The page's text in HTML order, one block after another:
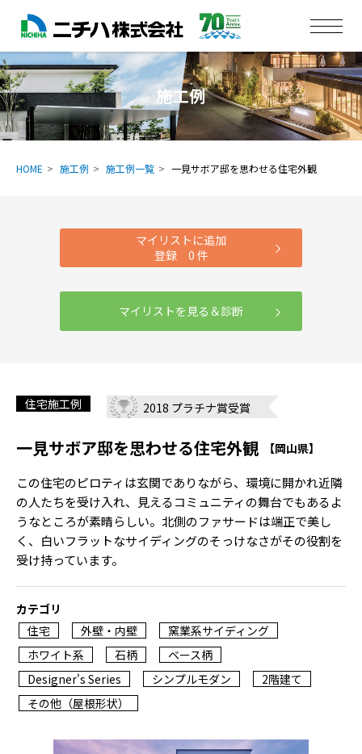
施工例
HOME 施工例 施工例一覧 一見サボア邸を思わせる住宅外観
マイリストに追加
登録 0 件
マイリストを見る＆診断
住宅施工例 2018 プラチナ賞受賞
一見サボア邸を思わせる住宅外観 【岡山県】
この住宅のピロティは玄関でありながら、環境に開かれ近隣
の人たちを受け入れ、見えるコミュニティの舞台でもあるよ
うなところが素晴らしい。北側のファサードは端正で美し
く、白いフラットなサイディングのそっけなさがその役割を
受け持っています。
カテゴリ
住宅
外壁・内壁
窯業系サイディング
ホワイト系
石柄
ベース柄
Designer's Series
シンプルモダン
2階建て
その他（屋根形状）